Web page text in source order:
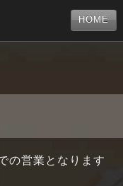
HOME
の営業となります